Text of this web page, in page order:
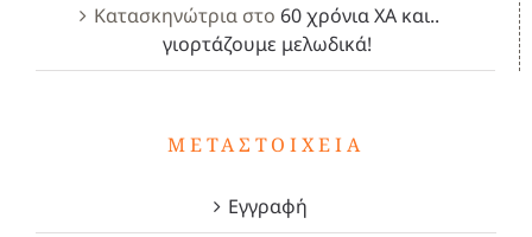
Κατασκηνώτρια στο 60 χρόνια ΧΑ και..
γιορτάζουμε μελωδικά!
ΜΕΤΑΣΤΟΙΧΕΊΑ
Εγγραφή